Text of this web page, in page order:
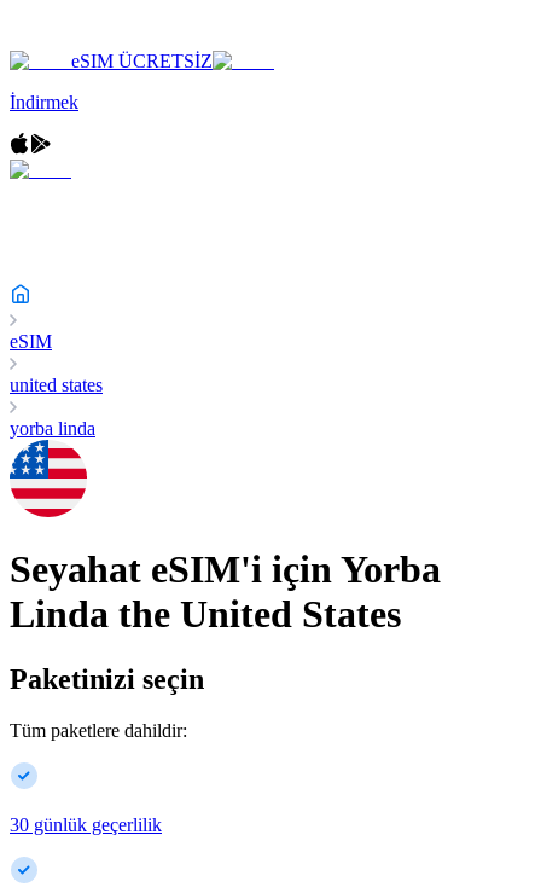
eSIM ÜCRETSİZ
İndirmek
eSIM
united states
yorba linda
Seyahat eSIM'i içinYorba
Linda the United States
Paketinizi seçin
Tüm paketlere dahildir:
30 günlük geçerlilik